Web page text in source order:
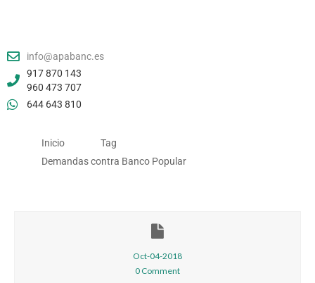
info@apabanc.es
917 870 143
960 473 707
644 643 810
Inicio
Tag
Demandas contra Banco Popular
Oct-04-2018
0 Comment